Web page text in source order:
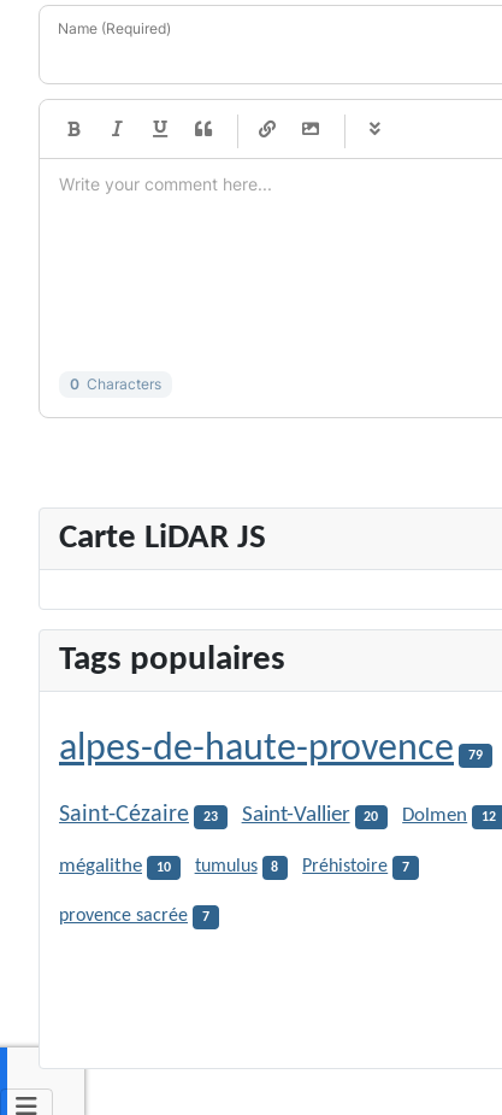
Name (Required)
-
-
-
-
0 Characters
Carte LiDAR JS
Tags populaires
alpes-de-haute-provence 79
Saint-Cézaire 23 Saint-Vallier 20 Dolmen 12
mégalithe 10 tumulus 8 Préhistoire 7
provence sacrée 7